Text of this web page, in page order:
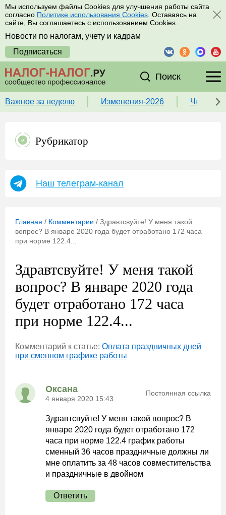
Мы используем файлы Cookies для улучшения работы сайта
согласно Политике использования Cookies . Оставаясь на
сайте, Вы соглашаетесь с использованием Cookies.
Новости по налогам, учету и кадрам
Подписаться
Поиск
Важное за неделю Изменения-2026 Чек-
Рубрикатор
Наш телеграм-канал
Главная / Комментарии / Здравтсвуйте! У меня такой
вопрос? В январе 2020 года будет отработано 172 часа
при норме 122.4...
Здравтсвуйте! У меня такой
вопрос? В январе 2020 года
будет отработано 172 часа
при норме 122.4...
Комментарий к статье: Оплата праздничных дней
при сменном графике работы
Оксана
4 января 2020 15:43
Постоянная ссылка
Здравтсвуйте! У меня такой вопрос? В
январе 2020 года будет отработано 172
часа при норме 122.4 график работы
сменный 36 часов праздничные должны ли
мне оплатить за 48 часов совместительства
и праздничные в двойном
Ответить